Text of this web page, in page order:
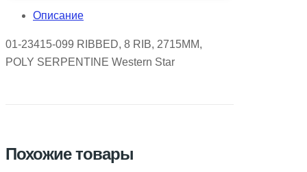
Описание
01-23415-099 RIBBED, 8 RIB, 2715MM,
POLY SERPENTINE Western Star
Похожие товары